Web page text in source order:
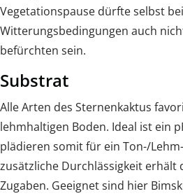
Vegetationspause dürfte selbst
Witterungsbedingungen auch
befürchten sein.
Substrat
Alle Arten des Sternenkaktus
lehmhaltigen Boden. Ideal ist ein
plädieren somit für ein Ton-/
zusätzliche Durchlässigkeit erhält
Zugaben. Geeignet sind hier